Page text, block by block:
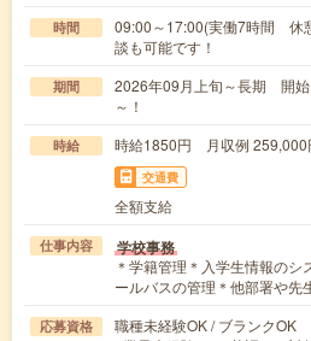
時間
09:00～17:00(実働7時間 休
談も可能です！
期間
2026年09月上旬～長期 開
～！
時給 時給1850円 月収例 259,000
交通費
全額支給
仕事内容 学校事務
＊学籍管理＊入学生情報のシ
ールバスの管理＊他部署や
応募資格
職種未経験OK / ブランクOK